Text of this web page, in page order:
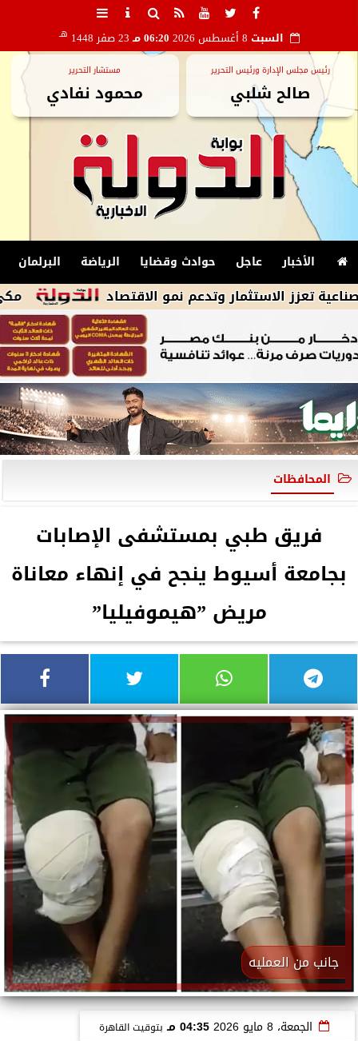
السبت 06:20 مـ 23 صفر 1448 هـ
رئيس مجلس الإدارة ورئيس التحرير
صالح شلبي
مستشار التحرير
محمود نفادي
الأخبار عاجل حوادث وقضايا الرياضة البرلمان
مكي: الشراكة وتدعم نمو الاقتصاد
المحافظات
فريق طبي بمستشفى الإصابات
بجامعة أسيوط ينجح في إنهاء معاناة
مريض ”هيموفيليا”
جانب من العمليه
الجمعة، 8 مايو 2026 04:35 مـ بتوقيت القاهرة